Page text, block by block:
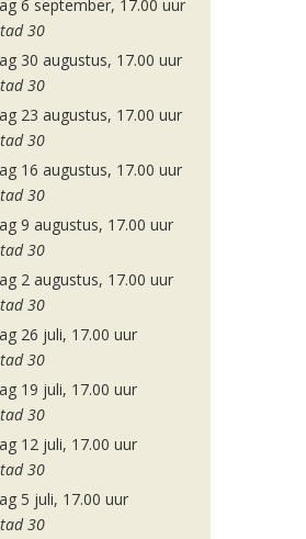
6 september, 17.00 uur
30
30 augustus, 17.00 uur
30
23 augustus, 17.00 uur
30
16 augustus, 17.00 uur
30
9 augustus, 17.00 uur
30
2 augustus, 17.00 uur
30
26 juli, 17.00 uur
30
19 juli, 17.00 uur
30
12 juli, 17.00 uur
30
5 juli, 17.00 uur
30